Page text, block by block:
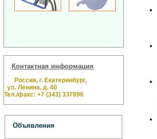
Контактная информация
Россия, г. Екатеринбург,
ул. Ленина, д. 40
Тел./факс: +7 (343) 337896
Объявления